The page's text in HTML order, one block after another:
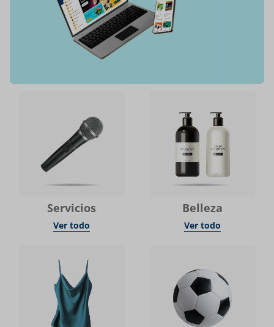
Servicios
Ver todo
Belleza
Ver todo